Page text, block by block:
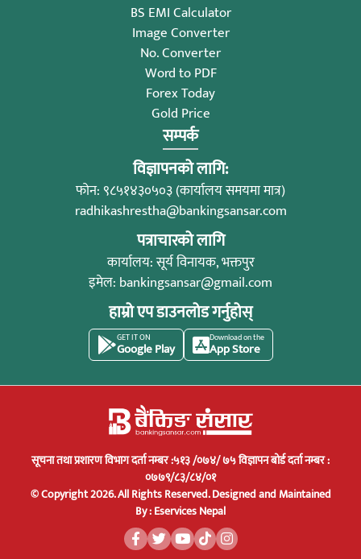
BS EMI Calculator
Image Converter
No. Converter
Word to PDF
Forex Today
Gold Price
सम्पर्क
विज्ञापनको लागि:
फोन: ९८५१४३०५०३ (कार्यालय समयमा मात्र)
radhikashrestha@bankingsansar.com
पत्राचारको लागि
कार्यालय: सूर्य विनायक, भक्तपुर
इमेल: bankingsansar@gmail.com
हाम्रो एप डाउनलोड गर्नुहोस्
GET IT ON
Google Play
Download on the
App Store
सूचना तथा प्रशारण विभाग दर्ता नम्बर :५१३ /०७४/ ७५ विज्ञापन बोर्ड दर्ता नम्बर :
०७७९/८३/८४/०१
© Copyright 2026. All Rights Reserved.Designed and Maintained
By :Eservices Nepal